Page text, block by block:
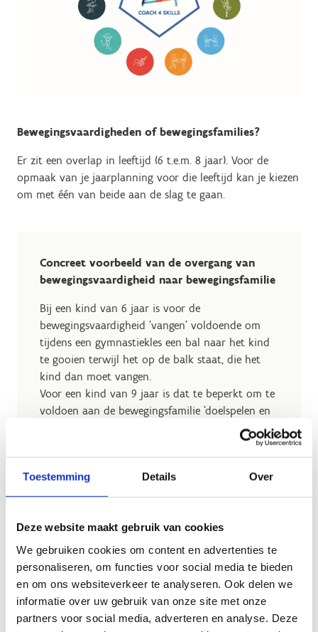
Toestemming Details Over
Deze website maakt gebruik van cookies
We gebruiken cookies om content en advertenties te
personaliseren, om functies voor social media te bieden
en om ons websiteverkeer te analyseren. Ook delen we
informatie over uw gebruik van onze site met onze
partners voor social media, adverteren en analyse. Deze
Bewegingsvaardigheden of bewegingsfamilies?
Er zit een overlap in leeftijd (6 t.e.m. 8 jaar). Voor de
opmaak van je jaarplanning voor die leeftijd kan je kiezen
om met één van beide aan de slag te gaan.
​​Concreet voorbeeld van de overgang van
bewegingsvaardigheid naar bewegingsfamilie
Bij een kind van 6 jaar is voor de
bewegingsvaardigheid 'vangen' voldoende om
tijdens een gymnastiekles een bal naar het kind
te gooien terwijl het op de balk staat, die het
kind dan moet vangen.
Voor een kind van 9 jaar is dat te beperkt om te
voldoen aan de bewegingsfamilie 'doelspelen en
terugslagspelen'. Het tactische onderdeel en
interactie met andere spelers is hier belangrijk.
Ook interessant